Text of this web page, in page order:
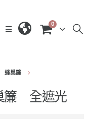
0
蜂巢簾
簾 全遮光